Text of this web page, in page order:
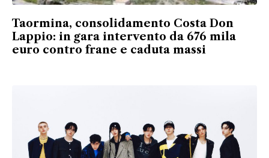
Taormina, consolidamento Costa Don
Lappio: in gara intervento da 676 mila
euro contro frane e caduta massi